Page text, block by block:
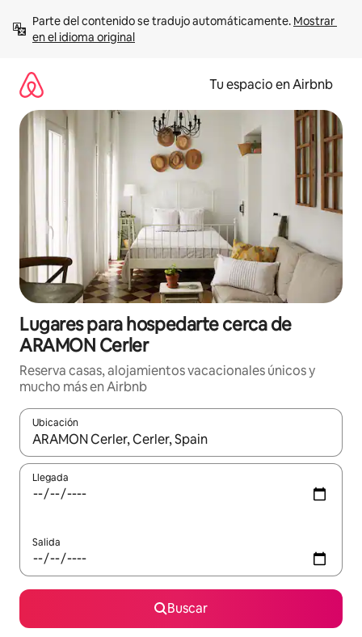
contenido
Parte del contenido se tradujo automáticamente. Mostrar
en el idioma original
Tu espacio en Airbnb
Lugares para hospedarte cerca de
ARAMON Cerler
Reserva casas, alojamientos vacacionales únicos y
mucho más en Airbnb
Ubicación
Cuando los resultados estén disponibles, podrás navegar
Llegada
Salida
Buscar